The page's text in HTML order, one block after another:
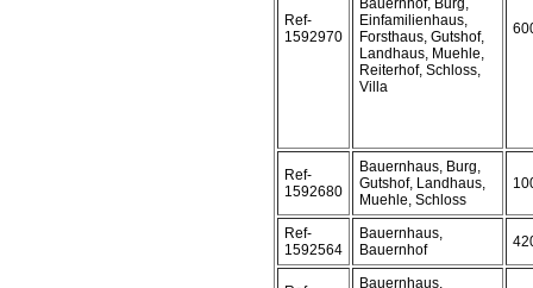
Ref-
1592970
Bauernhof, Burg,
Einfamilienhaus,
Forsthaus, Gutshof,
Landhaus, Muehle,
Reiterhof, Schloss,
Villa
Ref-
1592680
Bauernhaus, Burg,
Gutshof, Landhaus,
Muehle, Schloss
Ref-
1592564
Bauernhaus,
Bauernhof
Bauernhaus,